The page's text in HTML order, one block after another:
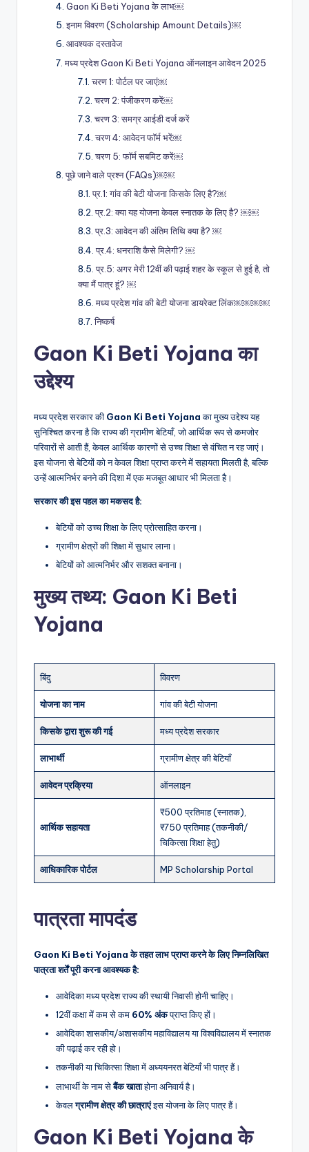
Gaon Ki Beti Yojana के लाभ￼
इनाम विवरण (Scholarship Amount Details)￼
आवश्यक दस्तावेज
मध्य प्रदेश Gaon Ki Beti Yojana ऑनलाइन आवेदन 2025
चरण 1: पोर्टल पर जाएं￼
चरण 2: पंजीकरण करें￼
चरण 3: समग्र आईडी दर्ज करें
चरण 4: आवेदन फॉर्म भरें￼
चरण 5: फॉर्म सबमिट करें￼
पूछे जाने वाले प्रश्न (FAQs)￼￼
प्र.1: गांव की बेटी योजना किसके लिए है?￼
प्र.2: क्या यह योजना केवल स्नातक के लिए है? ￼￼
प्र.3: आवेदन की अंतिम तिथि क्या है? ￼
प्र.4: धनराशि कैसे मिलेगी? ￼
प्र.5: अगर मेरी 12वीं की पढ़ाई शहर के स्कूल से हुई है, तो
क्या मैं पात्र हूं? ￼
मध्य प्रदेश गांव की बेटी योजना डायरेक्ट लिंक￼￼￼￼
निष्कर्ष
Gaon Ki Beti Yojana का
उद्देश्य
मध्य प्रदेश सरकार की Gaon Ki Beti Yojanaका मुख्य उद्देश्य यह
सुनिश्चित करना है कि राज्य की ग्रामीण बेटियाँ, जो आर्थिक रूप से कमजोर
परिवारों से आती हैं, केवल आर्थिक कारणों से उच्च शिक्षा से वंचित न रह जाएं।
इस योजना से बेटियों को न केवल शिक्षा प्राप्त करने में सहायता मिलती है, बल्कि
उन्हें आत्मनिर्भर बनने की दिशा में एक मजबूत आधार भी मिलता है।
सरकार की इस पहल का मकसद है:
बेटियों को उच्च शिक्षा के लिए प्रोत्साहित करना।
ग्रामीण क्षेत्रों की शिक्षा में सुधार लाना।
बेटियों को आत्मनिर्भर और सशक्त बनाना।
मुख्य तथ्य: Gaon Ki Beti
Yojana
बिंदु विवरण
योजना का नाम गांव की बेटी योजना
किसके द्वारा शुरू की गई मध्य प्रदेश सरकार
लाभार्थी ग्रामीण क्षेत्र की बेटियाँ
आवेदन प्रक्रिया ऑनलाइन
आर्थिक सहायता
₹500 प्रतिमाह (स्नातक),
₹750 प्रतिमाह (तकनीकी/
चिकित्सा शिक्षा हेतु)
आधिकारिक पोर्टल MP Scholarship Portal
पात्रता मापदंड
Gaon Ki Beti Yojana के तहत लाभ प्राप्त करने के लिए निम्नलिखित
पात्रता शर्तें पूरी करना आवश्यक है:
आवेदिका मध्य प्रदेश राज्य की स्थायी निवासी होनी चाहिए।
12वीं कक्षा में कम से कम 60% अंकप्राप्त किए हों।
आवेदिका शासकीय/अशासकीय महाविद्यालय या विश्वविद्यालय में स्नातक
की पढ़ाई कर रही हो।
तकनीकी या चिकित्सा शिक्षा में अध्ययनरत बेटियाँ भी पात्र हैं।
लाभार्थी के नाम सेबैंक खाताहोना अनिवार्य है।
केवलग्रामीण क्षेत्र की छात्राएंइस योजना के लिए पात्र हैं।
Gaon Ki Beti Yojana के